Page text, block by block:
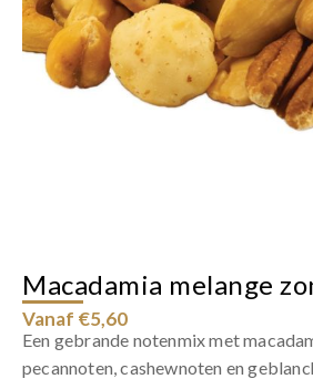
Macadamia melange
Vanaf €5,60
Een gebrande notenmix met
pecannoten, cashewnoten en